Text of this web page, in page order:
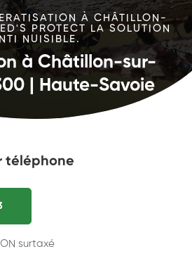
À CHÂTILLON-
PROTECT LA SOLUTION
NUISIBLE.
à Châtillon-sur-
| Haute-Savoie
téléphone
surtaxé